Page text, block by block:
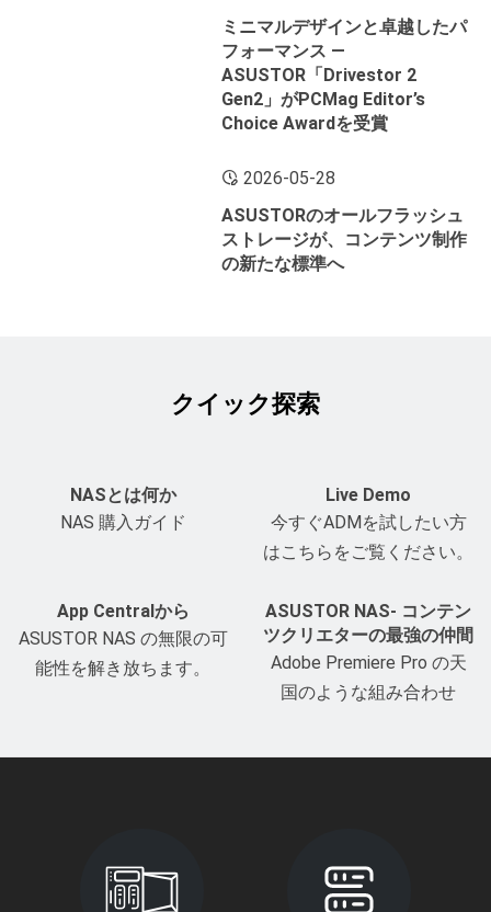
ミニマルデザインと卓越したパ
フォーマンス ―
ASUSTOR「Drivestor 2
Gen2」がPCMag Editor’s
Choice Awardを受賞
2026-05-28
ASUSTORのオールフラッシュ
ストレージが、コンテンツ制作
の新たな標準へ
クイック探索
NASとは何か
NAS 購入ガイド
Live Demo
今すぐADMを試したい方
はこちらをご覧ください。
App Centralから
ASUSTOR NAS の無限の可
能性を解き放ちます。
ASUSTOR NAS- コンテン
ツクリエターの最強の仲間
Adobe Premiere Pro の天
国のような組み合わせ